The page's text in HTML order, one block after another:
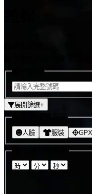
展開篩選+
人臉 服裝 GPX